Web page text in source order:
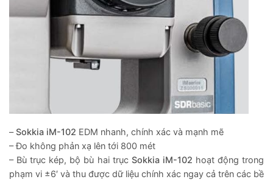
–Sokkia iM-102 EDM nhanh, chính xác và mạnh mẽ
– Đo không phản xạ lên tới 800 mét
– Bù trục kép, bộ bù hai trục Sokkia iM-102 hoạt động trong
phạm vi ±6′ và thu được dữ liệu chính xác ngay cả trên các bề